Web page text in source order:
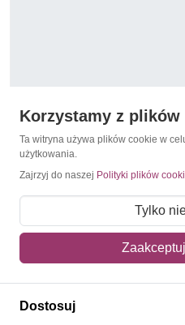
Bhutan 1987 Mi bl 153
15,00 zł
Dodaj
Korzystamy z plików
Ta witryna używa plików cookie w
użytkowania.
Zajrzyj do naszej Polityki plików
Tylko
Dostosuj